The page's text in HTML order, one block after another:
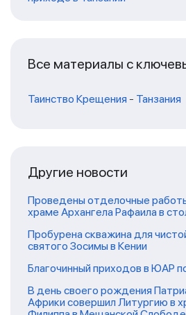
Все материалы с
Таинство Крещения - Танзания
Другие новости
Проведены отделочные
храме Архангела Рафаила в
Пробурена скважина для
святого Зосимы в Кении
Благочинный приходов в ЮАР
В день своего рождения
Африки совершил Литургию в